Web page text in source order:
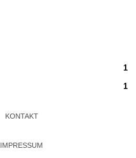
1
1
KONTAKT
IMPRESSUM